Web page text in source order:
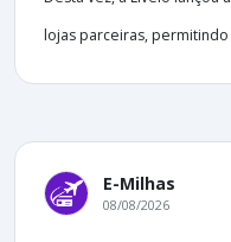
lojas parceiras,
E-Milhas
08/08/2026